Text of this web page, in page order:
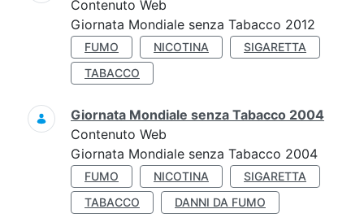
Contenuto Web
Giornata Mondiale senza Tabacco 2012
FUMO NICOTINA
SIGARETTA
TABACCO
Giornata Mondiale senza Tabacco 2004
Contenuto Web
Giornata Mondiale senza Tabacco 2004
FUMO NICOTINA
SIGARETTA
TABACCO
DANNI DA FUMO